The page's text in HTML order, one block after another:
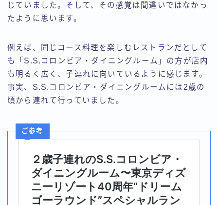
じていました。そして、その感覚は間違いではなかっ
たように思います。
例えば、同じコース料理を楽しむレストランだとして
も「S.S.コロンビア・ダイニングルーム」の方が店内
も明るく広く、子連れに向いているように感じます。
事実、S.S.コロンビア・ダイニングルームには2歳の
頃から連れて行っていました。
ご参考